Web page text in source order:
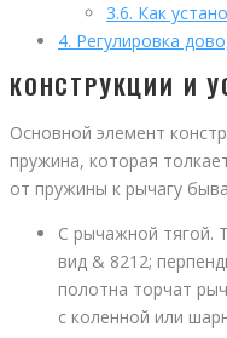
3.6. Как
4. Регулировка
КОНСТРУКЦИИ И
Основной элемент
пружина, которая
от пружины к рычагу
С рычажной тягой.
вид & 8212;
полотна торчат
с коленной или